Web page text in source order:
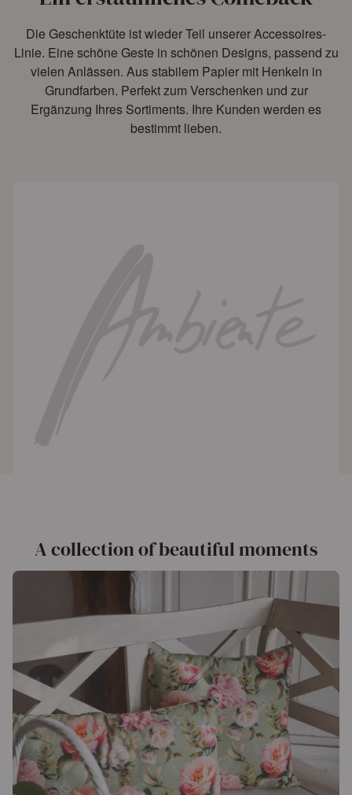
Die Geschenktüte ist wieder Teil unserer Accessoires-
Linie. Eine schöne Geste in schönen Designs, passend zu
vielen Anlässen. Aus stabilem Papier mit Henkeln in
Grundfarben. Perfekt zum Verschenken und zur
Ergänzung Ihres Sortiments. Ihre Kunden werden es
bestimmt lieben.
A collection of beautiful moments